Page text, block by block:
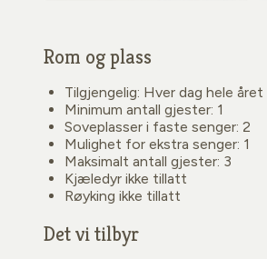
Rom og plass
Tilgjengelig: Hver dag hele året
Minimum antall gjester: 1
Soveplasser i faste senger: 2
Mulighet for ekstra senger: 1
Maksimalt antall gjester: 3
Kjæledyr ikke tillatt
Røyking ikke tillatt
Det vi tilbyr